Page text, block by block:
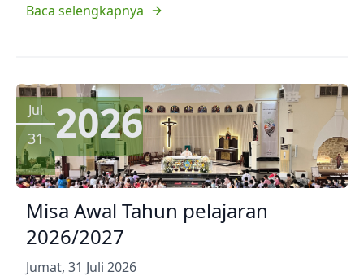
Baca selengkapnya
Jul
31 2026
Misa Awal Tahun pelajaran
2026/2027
Jumat, 31 Juli 2026